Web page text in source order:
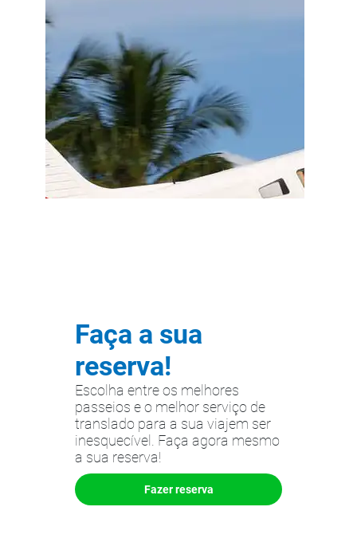
Faça a sua
reserva!
Escolha entre os melhores
passeios e o melhor serviço de
translado para a sua viajem ser
inesquecível. Faça agora mesmo
a sua reserva!
Fazer reserva